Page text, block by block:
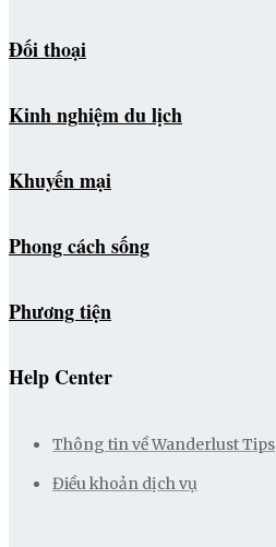
Đối thoại
Kinh nghiệm du lịch
Khuyến mại
Phong cách sống
Phương tiện
Help Center
Thông tin về Wanderlust Tips
Điều khoản dịch vụ